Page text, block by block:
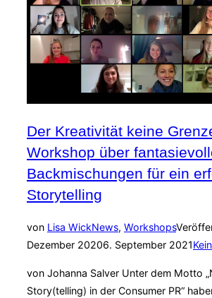
Der Kreativität keine
Workshop über
Backmischungen für ein
Storytelling
von Lisa WickNews, Workshops
Dezember 20206. September 2021
von Johanna Salver Unter dem Motto
Story(telling) in der Consumer PR“